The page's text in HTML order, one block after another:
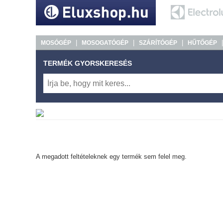
MOSÓGÉP MOSOGATÓGÉP SZÁRÍTÓGÉP HŰTŐGÉP
TERMÉK GYORSKERESÉS
A megadott feltételeknek egy termék sem felel meg.